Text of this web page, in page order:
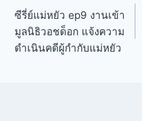
ซีรี่ย์แม่หยัว ep9 งานเข้า
มูลนิธิวอชด็อก แจ้งความ
ดำเนินคดีผู้กำกับแม่หยัว